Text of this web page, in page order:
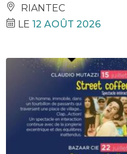
RIANTEC
LE 12 AOÛT 2026